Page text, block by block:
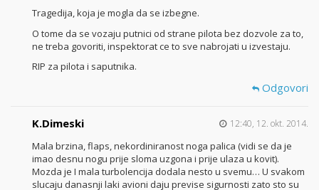
Tragedija, koja je mogla da se izbegne.
O tome da se vozaju putnici od strane pilota bez dozvole za to,
ne treba govoriti, inspektorat ce to sve nabrojati u izvestaju.
RIP za pilota i saputnika.
Odgovori
K.Dimeski 12:40, 12. okt. 2014.
Mala brzina, flaps, nekordiniranost noga palica (vidi se da je
imao desnu nogu prije sloma uzgona i prije ulaza u kovit).
Mozda je I mala turbolencija dodala nesto u svemu… U svakom
slucaju danasnji laki avioni daju previse sigurnosti zato sto su